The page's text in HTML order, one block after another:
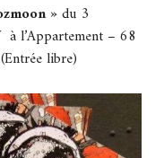
»du 3
l’Appartement – 68
libre)